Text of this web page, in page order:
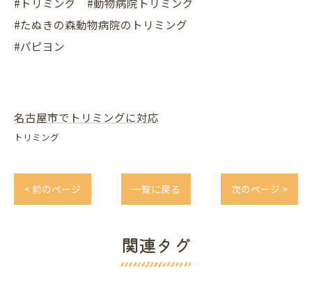
#たぬきの森動物病院のトリミング
#パピヨン
名古屋市でトリミングに対応
トリミング
< 前のページ 一覧に戻る 次のページ >
関連タグ